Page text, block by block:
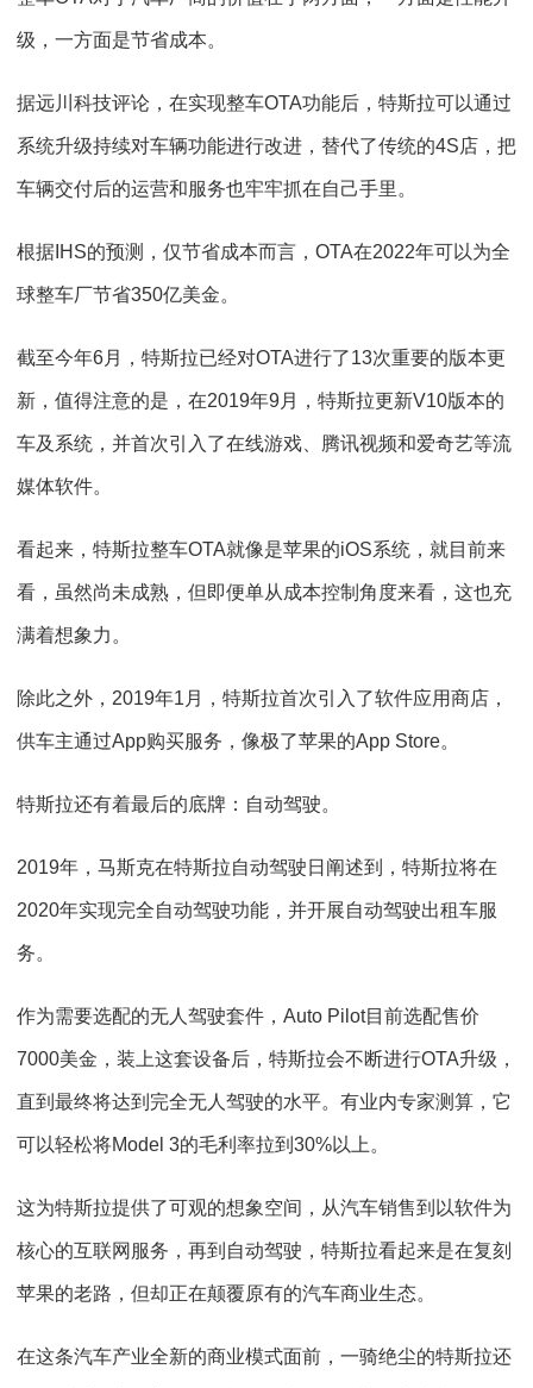
级，一方面是节省成本。
据远川科技评论，在实现整车OTA功能后，特斯拉可以通过
系统升级持续对车辆功能进行改进，替代了传统的4S店，把
车辆交付后的运营和服务也牢牢抓在自己手里。
根据IHS的预测，仅节省成本而言，OTA在2022年可以为全
球整车厂节省350亿美金。
截至今年6月，特斯拉已经对OTA进行了13次重要的版本更
新，值得注意的是，在2019年9月，特斯拉更新V10版本的
车及系统，并首次引入了在线游戏、腾讯视频和爱奇艺等流
媒体软件。
看起来，特斯拉整车OTA就像是苹果的iOS系统，就目前来
看，虽然尚未成熟，但即便单从成本控制角度来看，这也充
满着想象力。
除此之外，2019年1月，特斯拉首次引入了软件应用商店，
供车主通过App购买服务，像极了苹果的App Store。
特斯拉还有着最后的底牌：自动驾驶。
2019年，马斯克在特斯拉自动驾驶日阐述到，特斯拉将在
2020年实现完全自动驾驶功能，并开展自动驾驶出租车服
务。
作为需要选配的无人驾驶套件，Auto Pilot目前选配售价
7000美金，装上这套设备后，特斯拉会不断进行OTA升级，
直到最终将达到完全无人驾驶的水平。有业内专家测算，它
可以轻松将Model 3的毛利率拉到30%以上。
这为特斯拉提供了可观的想象空间，从汽车销售到以软件为
核心的互联网服务，再到自动驾驶，特斯拉看起来是在复刻
苹果的老路，但却正在颠覆原有的汽车商业生态。
在这条汽车产业全新的商业模式面前，一骑绝尘的特斯拉还